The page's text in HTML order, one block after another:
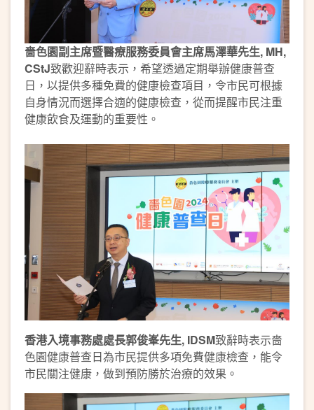
嗇色園副主席暨醫療服務委員會主席馬澤華先生, MH,
CStJ致歡迎辭時表示，希望透過定期舉辦健康普查
日，以提供多種免費的健康檢查項目，令市民可根據
自身情況而選擇合適的健康檢查，從而提醒市民注重
健康飲食及運動的重要性。
香港入境事務處處長郭俊峯先生, IDSM致辭時表示嗇
色園健康普查日為市民提供多項免費健康檢查，能令
市民關注健康，做到預防勝於治療的效果。